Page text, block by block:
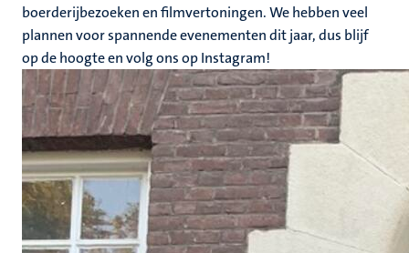
boerderijbezoeken en filmvertoningen. We hebben veel
plannen voor spannende evenementen dit jaar, dus blijf
op de hoogte en volg ons op Instagram!